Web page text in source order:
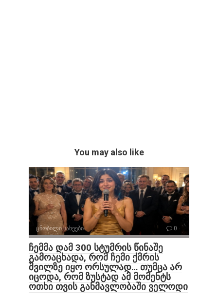
You may also like
ცნობილი სახეები 0
ჩემმა დამ 300 სტუმრის წინაშე
გამოაცხადა, რომ ჩემი ქმრის
შვილზე იყო ორსულად… თუმცა არ
იცოდა, რომ ზუსტად ამ მომენტს
ოთხი თვის განმავლობაში ველოდი